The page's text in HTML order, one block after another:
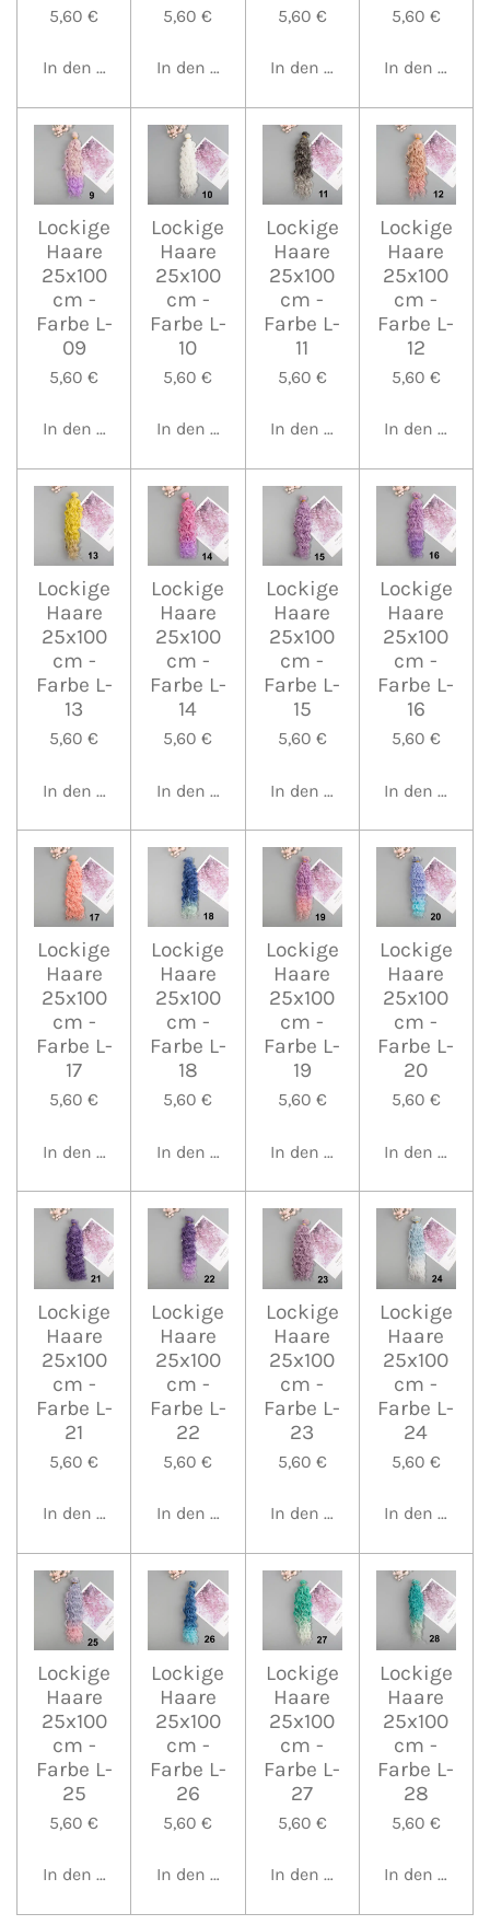
5,60 €
In den Warenkorb
5,60 €
In den Warenkorb
5,60 €
In den Warenkorb
5,60 €
In den
Lockige
Haare
25x100
cm -
Farbe L-
09
5,60 €
In den Warenkorb
Lockige
Haare
25x100
cm -
Farbe L-
10
5,60 €
In den Warenkorb
Lockige
Haare
25x100
cm -
Farbe L-
11
5,60 €
In den Warenkorb
Lockige
Haare
25x100
cm -
Farbe L-
12
5,60 €
In den
Lockige
Haare
25x100
cm -
Farbe L-
13
5,60 €
In den Warenkorb
Lockige
Haare
25x100
cm -
Farbe L-
14
5,60 €
In den Warenkorb
Lockige
Haare
25x100
cm -
Farbe L-
15
5,60 €
In den Warenkorb
Lockige
Haare
25x100
cm -
Farbe L-
16
5,60 €
In den
Lockige
Haare
25x100
cm -
Farbe L-
17
5,60 €
In den Warenkorb
Lockige
Haare
25x100
cm -
Farbe L-
18
5,60 €
In den Warenkorb
Lockige
Haare
25x100
cm -
Farbe L-
19
5,60 €
In den Warenkorb
Lockige
Haare
25x100
cm -
Farbe L-
20
5,60 €
In den
Lockige
Haare
25x100
cm -
Farbe L-
21
5,60 €
In den Warenkorb
Lockige
Haare
25x100
cm -
Farbe L-
22
5,60 €
In den Warenkorb
Lockige
Haare
25x100
cm -
Farbe L-
23
5,60 €
In den Warenkorb
Lockige
Haare
25x100
cm -
Farbe L-
24
5,60 €
In den
Lockige
Haare
25x100
cm -
Farbe L-
25
5,60 €
In den Warenkorb
Lockige
Haare
25x100
cm -
Farbe L-
26
5,60 €
In den Warenkorb
Lockige
Haare
25x100
cm -
Farbe L-
27
5,60 €
In den Warenkorb
Lockige
Haare
25x100
cm -
Farbe L-
28
5,60 €
In den